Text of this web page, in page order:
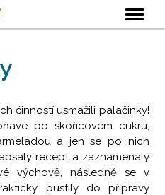
ŠKOLA
DRUŽINA
JÍDELNA
činností usmažili palačinky!
po skořicovém cukru,
a jen se po nich
recept a zaznamenaly
výchově, následně se v
pustily do přípravy